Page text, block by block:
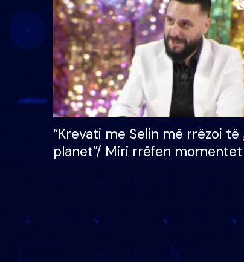
mijë eurosh
“Krevati me Selin më rrëzoi të
planet”/ Miri rrëfen
mungojë zilja e mëngjesit kur…